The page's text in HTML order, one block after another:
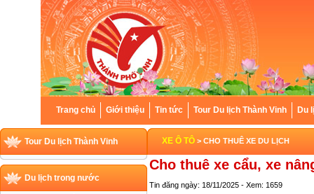
Trang chủ Giới thiệu Tin tức Tour Du lịch Thành Vinh Du
Tour Du lịch Thành Vinh
Du lịch trong nước
XE Ô TÔ > CHO THUÊ XE DU LỊCH
Cho thuê xe cẩu, xe
Tin đăng ngày: 18/11/2025 - Xem: 1659